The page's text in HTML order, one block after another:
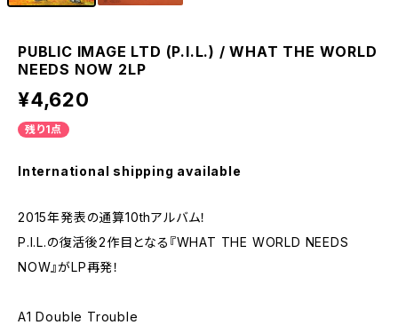
PUBLIC IMAGE LTD (P.I.L.) / WHAT THE WORLD
NEEDS NOW 2LP
¥4,620
残り1点
International shipping available
2015年発表の通算10thアルバム！
P.I.L.の復活後2作目となる『WHAT THE WORLD NEEDS
NOW』がLP再発！
A1 Double Trouble